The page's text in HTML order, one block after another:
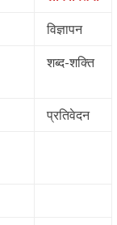
विज्ञापन
शब्द-शक्ति
प्रतिवेदन